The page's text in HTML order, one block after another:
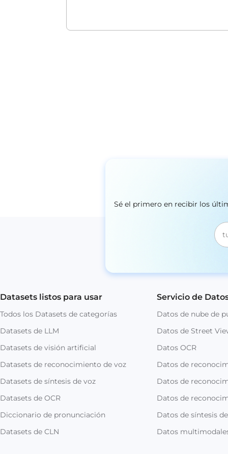
Sé el primero en recibir los
Datasets listos para usar
Todos los Datasets de categorías
Datasets de LLM
Datasets de visión artificial
Datasets de reconocimiento de voz
Datasets de síntesis de voz
Datasets de OCR
Diccionario de pronunciación
Datasets de CLN
Servicio de
Datos de nube de
Datos de Street
Datos OCR
Datos de
Datos de
Datos de
Datos de síntesis
Datos